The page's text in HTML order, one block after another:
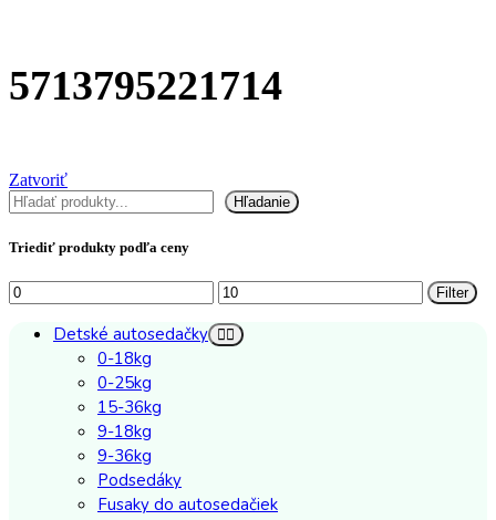
5713795221714
Zatvoriť
Hľadať
Hľadanie
Triediť produkty podľa ceny
Minimálna
cena
Maximálna
cena
Filter
Detské autosedačky
0-18kg
0-25kg
15-36kg
9-18kg
9-36kg
Podsedáky
Fusaky do autosedačiek